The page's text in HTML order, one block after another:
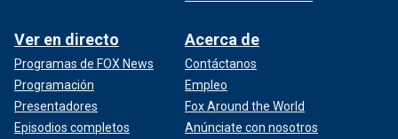
Ver en directo
Programas de FOX News
Programación
Presentadores
Episodios completos
Acerca de
Contáctanos
Empleo
Fox Around the World
Anúnciate con nosotros